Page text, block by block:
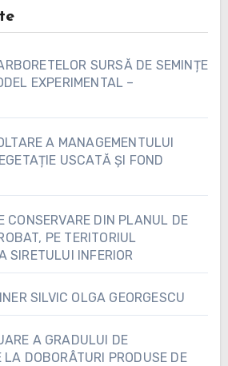
SURSĂ DE SEMINȚE
EXPERIMENTAL –
A MANAGEMENTULUI
USCATĂ ȘI FOND
CONSERVARE DIN PLANUL DE
PE TERITORIUL
SIRETULUI INFERIOR
SILVIC OLGA GEORGESCU
A GRADULUI DE
DOBORÂTURI PRODUSE DE